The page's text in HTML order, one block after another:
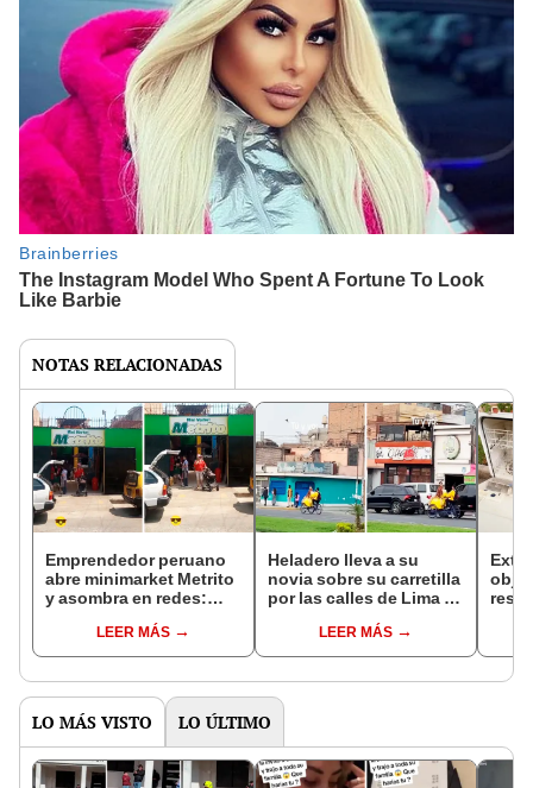
NOTAS RELACIONADAS
Emprendedor peruano
abre minimarket Metrito
y asombra en redes:
bajitos”LEER MÁS
Heladero lleva a su
novia sobre su carretilla
por las calles de Lima y
de verano”LEER MÁS
LO MÁS VISTO LO ÚLTIMO